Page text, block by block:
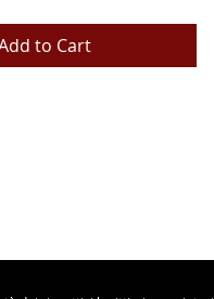
to Cart